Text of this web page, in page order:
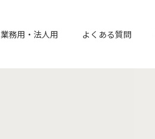
業務用・法人用 よくある質問